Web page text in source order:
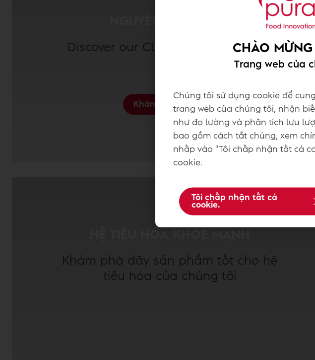
Discover our Clean(er) Label Range
Khám phá
Khám phá dãy sản phẩm tốt cho hệ
tiêu hóa của chúng tôi
CHÀO
Trang web của
Chúng tôi sử dụng cookie để
trang web của chúng tôi, nhận
như đo lường và phân tích lưu
bao gồm cách tắt chúng, xem
nhấp vào "Tôi chấp nhận tất cả
cookie.
Tôi chấp nhận tất cả
cookie.